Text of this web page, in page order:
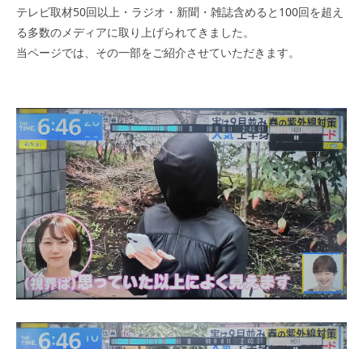
テレビ取材50回以上・ラジオ・新聞・雑誌含めると100回を超え
る多数のメディアに取り上げられてきました。
当ページでは、その一部をご紹介させていただきます。